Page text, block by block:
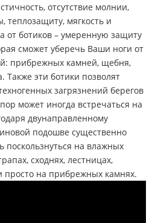
отсутствие молнии,
теплозащиту, мягкость и
от ботиков – умеренную защиту
сможет уберечь Ваши ноги от
прибрежных камней, щебня,
Также эти ботики позволят
загрязнений берегов
может иногда встречаться на
двунаправленному
подошве существенно
поскользнуться на влажных
сходнях, лестницах,
просто на прибрежных камнях.